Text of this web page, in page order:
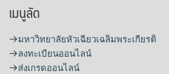
เมนูลัด
มหาวิทยาลัยหัวเฉียวเฉลิมพระเกียรติ
ลงทะเบียนออนไลน์
ส่งเกรดออนไลน์